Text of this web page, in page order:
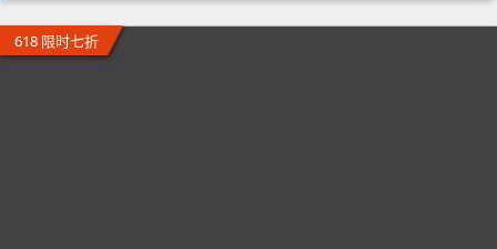
618 限时七折